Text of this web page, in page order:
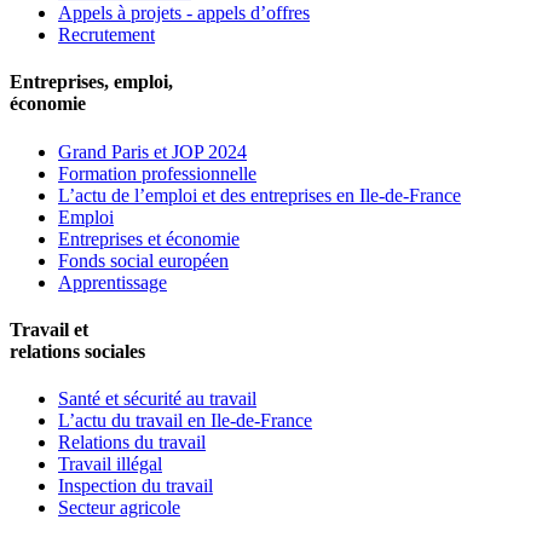
Appels à projets - appels d’offres
Recrutement
Entreprises, emploi,
économie
Grand Paris et JOP 2024
Formation professionnelle
L’actu de l’emploi et des entreprises en Ile-de-France
Emploi
Entreprises et économie
Fonds social européen
Apprentissage
Travail et
relations sociales
Santé et sécurité au travail
L’actu du travail en Ile-de-France
Relations du travail
Travail illégal
Inspection du travail
Secteur agricole